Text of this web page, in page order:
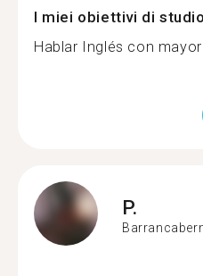
I miei obiettivi di studio
Hablar Inglés con
P.